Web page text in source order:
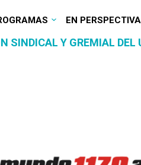
EN PERSPECTIVA
SINDICAL Y GREMIAL DEL